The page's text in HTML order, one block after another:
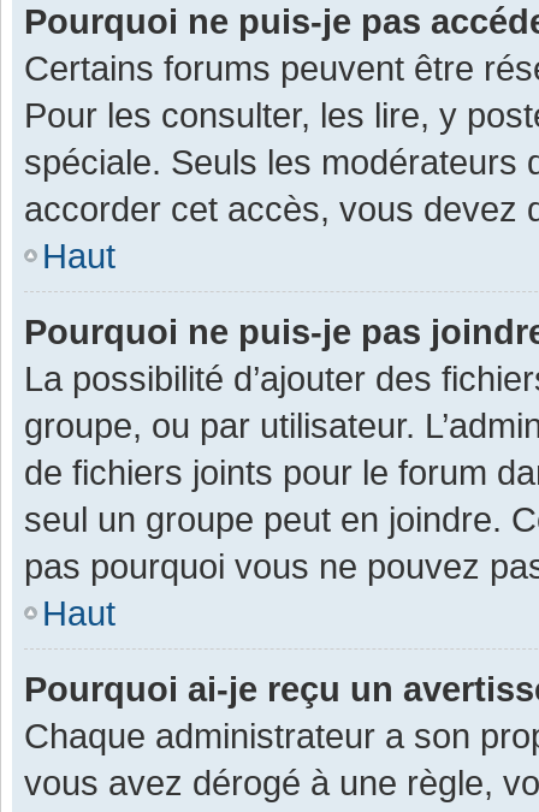
Pourquoi ne puis-je pas
Certains forums peuvent être
Pour les consulter, les lire, y
spéciale. Seuls les modérateurs
accorder cet accès, vous devez
Haut
Pourquoi ne puis-je pas
La possibilité d’ajouter des
groupe, ou par utilisateur.
de fichiers joints pour le forum
seul un groupe peut en joindre.
pas pourquoi vous ne pouvez
Haut
Pourquoi ai-je reçu un
Chaque administrateur a son
vous avez dérogé à une règle,